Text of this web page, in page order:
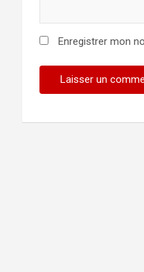
Enregistrer mon